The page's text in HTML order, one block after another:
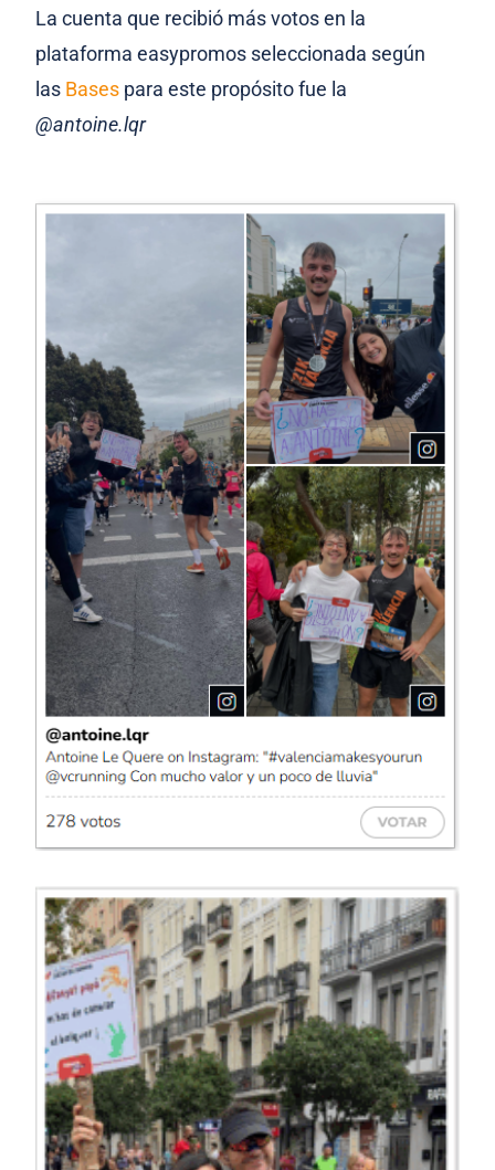
La cuenta que recibió más votos en la
plataforma easypromos seleccionada según
las Bases para este propósito fue la
@antoine.lqr